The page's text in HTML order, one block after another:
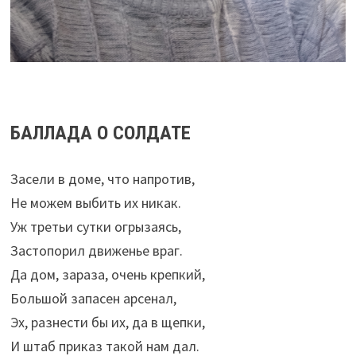
БАЛЛАДА О СОЛДАТЕ
Засели в доме, что напротив,
Не можем выбить их никак.
Уж третьи сутки огрызаясь,
Застопорил движенье враг.
Да дом, зараза, очень крепкий,
Большой запасен арсенал,
Эх, разнести бы их, да в щепки,
И штаб приказ такой нам дал.